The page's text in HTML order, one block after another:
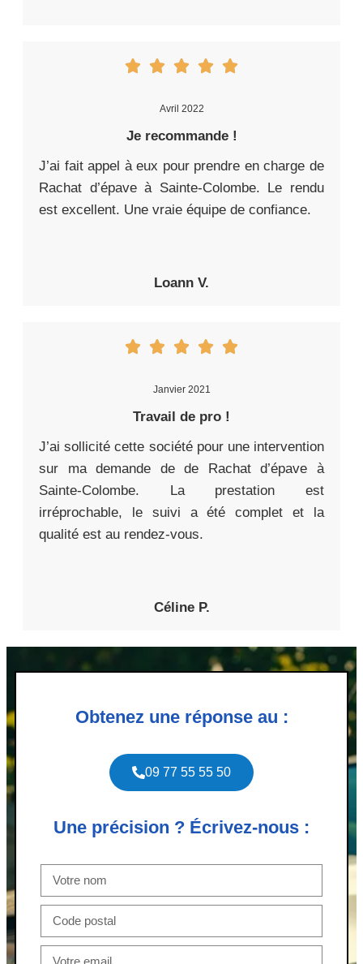
Avril 2022
Je recommande !
J’ai fait appel à eux pour prendre en charge de
Rachat d’épave à Sainte-Colombe. Le rendu
est excellent. Une vraie équipe de confiance.
Loann V.
Janvier 2021
Travail de pro !
J’ai sollicité cette société pour une intervention
sur ma demande de de Rachat d’épave à
Sainte-Colombe. La prestation est
irréprochable, le suivi a été complet et la
qualité est au rendez-vous.
Céline P.
Obtenez une réponse au :
09 77 55 55 50
Une précision ? Écrivez-nous :